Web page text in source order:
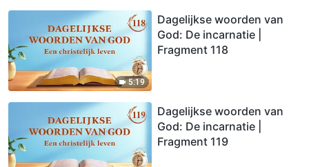
5:19
Dagelijkse woorden van
God: De incarnatie |
Fragment 118
Dagelijkse woorden van
God: De incarnatie |
Fragment 119